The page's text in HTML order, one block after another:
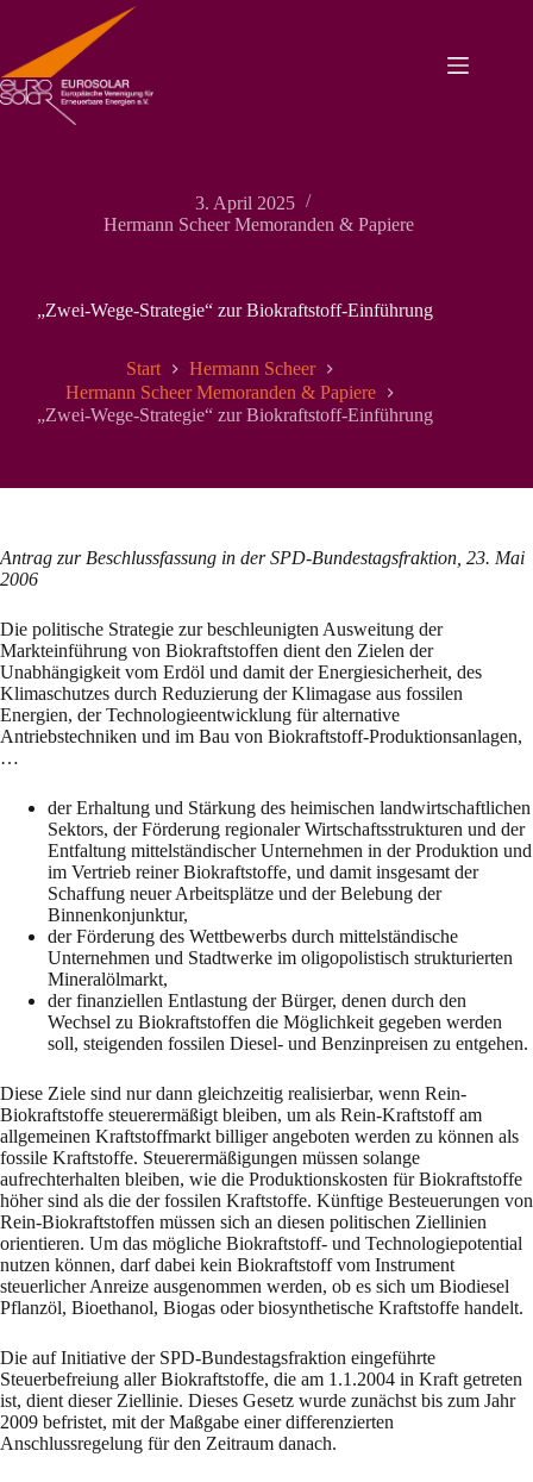
springen
3. April 2025
Hermann Scheer Memoranden & Papiere
„Zwei-Wege-Strategie“ zur Biokraftstoff-Einführung
Start
Hermann Scheer
Hermann Scheer Memoranden & Papiere
„Zwei-Wege-Strategie“ zur Biokraftstoff-Einführung
Antrag zur Beschlussfassung in der SPD-Bundestagsfraktion, 23. Mai
2006
Die politische Strategie zur beschleunigten Ausweitung der
Markteinführung von Biokraftstoffen dient den Zielen der
Unabhängigkeit vom Erdöl und damit der Energiesicherheit, des
Klimaschutzes durch Reduzierung der Klimagase aus fossilen
Energien, der Technologieentwicklung für alternative
Antriebstechniken und im Bau von Biokraftstoff-Produktionsanlagen,
…
der Erhaltung und Stärkung des heimischen landwirtschaftlichen
Sektors, der Förderung regionaler Wirtschaftsstrukturen und der
Entfaltung mittelständischer Unternehmen in der Produktion und
im Vertrieb reiner Biokraftstoffe, und damit insgesamt der
Schaffung neuer Arbeitsplätze und der Belebung der
Binnenkonjunktur,
der Förderung des Wettbewerbs durch mittelständische
Unternehmen und Stadtwerke im oligopolistisch strukturierten
Mineralölmarkt,
der finanziellen Entlastung der Bürger, denen durch den
Wechsel zu Biokraftstoffen die Möglichkeit gegeben werden
soll, steigenden fossilen Diesel- und Benzinpreisen zu entgehen.
Diese Ziele sind nur dann gleichzeitig realisierbar, wenn Rein-
Biokraftstoffe steuerermäßigt bleiben, um als Rein-Kraftstoff am
allgemeinen Kraftstoffmarkt billiger angeboten werden zu können als
fossile Kraftstoffe. Steuerermäßigungen müssen solange
aufrechterhalten bleiben, wie die Produktionskosten für Biokraftstoffe
höher sind als die der fossilen Kraftstoffe. Künftige Besteuerungen von
Rein-Biokraftstoffen müssen sich an diesen politischen Ziellinien
orientieren. Um das mögliche Biokraftstoff- und Technologiepotential
nutzen können, darf dabei kein Biokraftstoff vom Instrument
steuerlicher Anreize ausgenommen werden, ob es sich um Biodiesel
Pflanzöl, Bioethanol, Biogas oder biosynthetische Kraftstoffe handelt.
Die auf Initiative der SPD-Bundestagsfraktion eingeführte
Steuerbefreiung aller Biokraftstoffe, die am 1.1.2004 in Kraft getreten
ist, dient dieser Ziellinie. Dieses Gesetz wurde zunächst bis zum Jahr
2009 befristet, mit der Maßgabe einer differenzierten
Anschlussregelung für den Zeitraum danach.